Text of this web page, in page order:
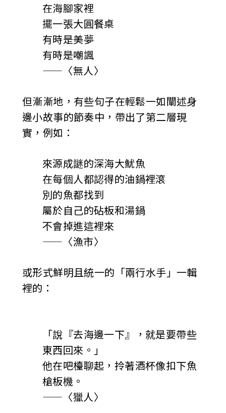
在海腳家裡
擺一張大圓餐桌
有時是美夢
有時是嘲諷
——〈無人〉
但漸漸地，有些句子在輕鬆一如闡述身
邊小故事的節奏中，帶出了第二層現
實，例如：
來源成謎的深海大魷魚
在每個人都認得的油鍋裡滾
別的魚都找到
屬於自己的砧板和湯鍋
不會掉進這裡來
——〈漁市〉
或形式鮮明且統一的「兩行水手」一輯
裡的：
「說『去海邊一下』，就是要帶些
東西回來。」
他在吧檯聊起，拎著酒杯像扣下魚
槍板機。
——〈獵人〉